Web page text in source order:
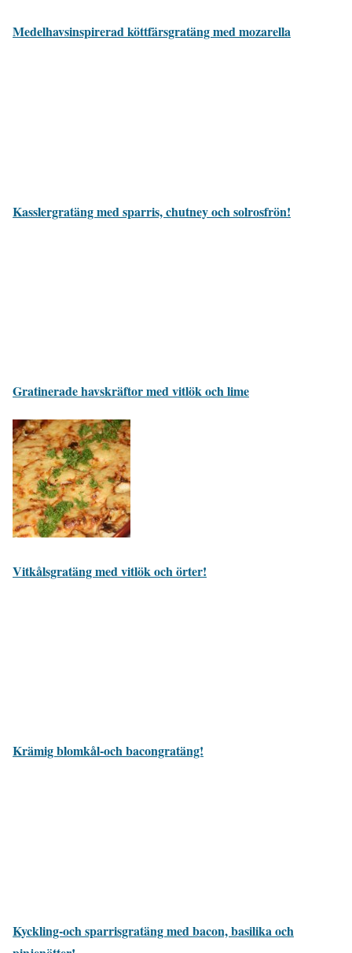
Medelhavsinspirerad köttfärsgratäng med mozarella
Kasslergratäng med sparris, chutney och solrosfrön!
Gratinerade havskräftor med vitlök och lime
Vitkålsgratäng med vitlök och örter!
Krämig blomkål-och bacongratäng!
Kyckling-och sparrisgratäng med bacon, basilika och